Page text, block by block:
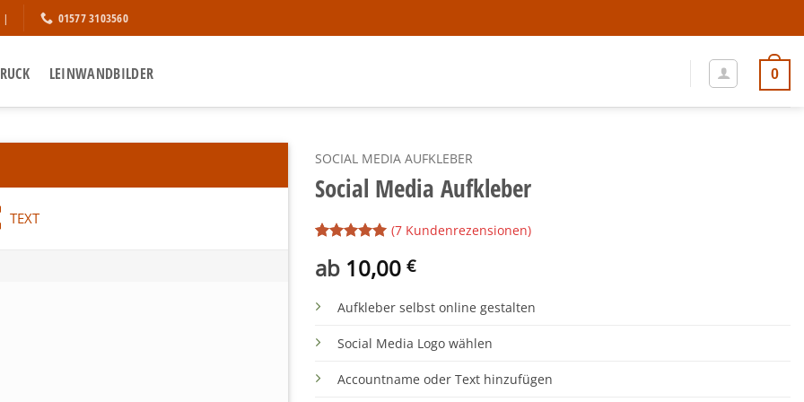
| 01577 3103560
LEINWANDBILDER 0
TEXT
SOCIAL MEDIA AUFKLEBER
Social Media Aufkleber
mit von
5, basierend
Kundenbewertungen
(7Kundenrezensionen)
ab 10,00 €
Aufkleber selbst online gestalten
Social Media Logo wählen
Accountname oder Text hinzufügen